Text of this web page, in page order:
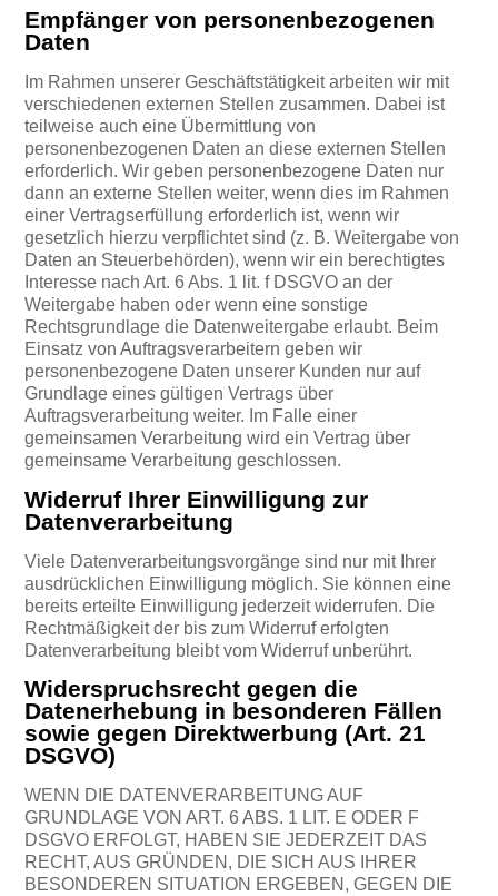
Empfänger von personenbezogenen
Daten
Im Rahmen unserer Geschäftstätigkeit arbeiten wir mit
verschiedenen externen Stellen zusammen. Dabei ist
teilweise auch eine Übermittlung von
personenbezogenen Daten an diese externen Stellen
erforderlich. Wir geben personenbezogene Daten nur
dann an externe Stellen weiter, wenn dies im Rahmen
einer Vertragserfüllung erforderlich ist, wenn wir
gesetzlich hierzu verpflichtet sind (z. B. Weitergabe von
Daten an Steuerbehörden), wenn wir ein berechtigtes
Interesse nach Art. 6 Abs. 1 lit. f DSGVO an der
Weitergabe haben oder wenn eine sonstige
Rechtsgrundlage die Datenweitergabe erlaubt. Beim
Einsatz von Auftragsverarbeitern geben wir
personenbezogene Daten unserer Kunden nur auf
Grundlage eines gültigen Vertrags über
Auftragsverarbeitung weiter. Im Falle einer
gemeinsamen Verarbeitung wird ein Vertrag über
gemeinsame Verarbeitung geschlossen.
Widerruf Ihrer Einwilligung zur
Datenverarbeitung
Viele Datenverarbeitungsvorgänge sind nur mit Ihrer
ausdrücklichen Einwilligung möglich. Sie können eine
bereits erteilte Einwilligung jederzeit widerrufen. Die
Rechtmäßigkeit der bis zum Widerruf erfolgten
Datenverarbeitung bleibt vom Widerruf unberührt.
Widerspruchsrecht gegen die
Datenerhebung in besonderen Fällen
sowie gegen Direktwerbung (Art. 21
DSGVO)
WENN DIE DATENVERARBEITUNG AUF
GRUNDLAGE VON ART. 6 ABS. 1 LIT. E ODER F
DSGVO ERFOLGT, HABEN SIE JEDERZEIT DAS
RECHT, AUS GRÜNDEN, DIE SICH AUS IHRER
BESONDEREN SITUATION ERGEBEN, GEGEN DIE